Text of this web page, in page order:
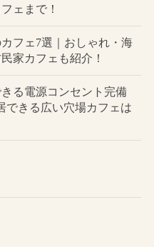
ェまで！
カフェ7選｜おしゃれ・海
家カフェも紹介！
る電源コンセント完備
できる広い穴場カフェは